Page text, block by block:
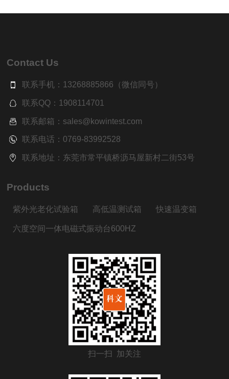
Contact Us
联系手机：13268885866（微信同号）
联系QQ：1908114701
联系邮箱：sales@kowintest.com
联系电话：0769-83992528
联系地址：东莞市常平镇桥沥马屋新村二街53号
Products
紫外光老化试验箱 高低温测试箱 快速温变箱
六度空间一体电磁式振动台600HZ
扫一扫 加关注